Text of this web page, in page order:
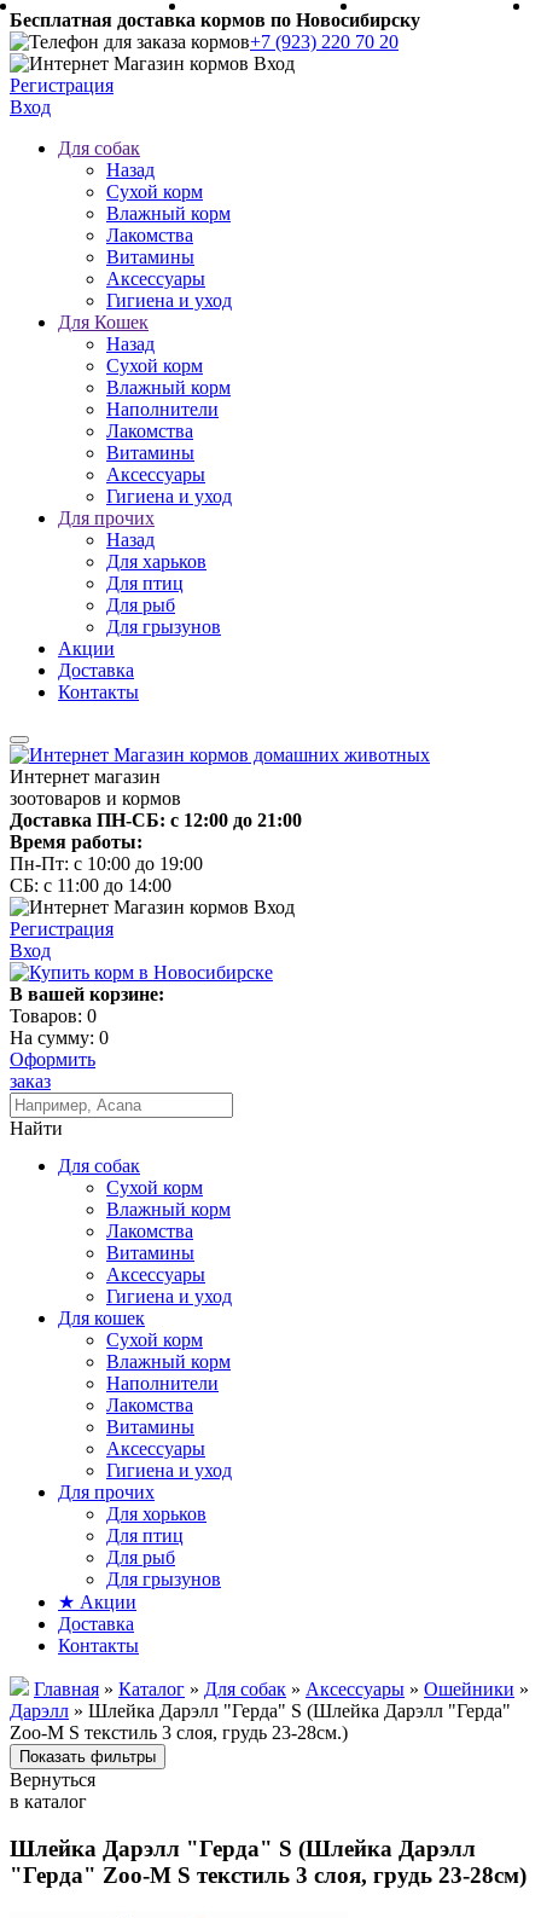
Бесплатная доставка кормов по Новосибирску
+7 (923) 220 70 20
Регистрация
Вход
Для собак
Назад
Сухой корм
Влажный корм
Лакомства
Витамины
Аксессуары
Гигиена и уход
Для Кошек
Назад
Сухой корм
Влажный корм
Наполнители
Лакомства
Витамины
Аксессуары
Гигиена и уход
Для прочих
Назад
Для харьков
Для птиц
Для рыб
Для грызунов
Акции
Доставка
Контакты
Интернет магазин
зоотоваров и кормов
Доставка ПН-СБ: с 12:00 до 21:00
Время работы:
Пн-Пт: с 10:00 до 19:00
СБ: с 11:00 до 14:00
Регистрация
Вход
В вашей корзине:
Товаров: 0
На сумму: 0
Оформить
заказ
Найти
Для собак
Сухой корм
Влажный корм
Лакомства
Витамины
Аксессуары
Гигиена и уход
Для кошек
Сухой корм
Влажный корм
Наполнители
Лакомства
Витамины
Аксессуары
Гигиена и уход
Для прочих
Для хорьков
Для птиц
Для рыб
Для грызунов
★ Акции
Доставка
Контакты
Главная » Каталог » Для собак » Аксессуары » Ошейники »
Дарэлл » Шлейка Дарэлл "Герда" S (Шлейка Дарэлл "Герда"
Zoo-M S текстиль 3 слоя, грудь 23-28см.)
Вернуться
в каталог
Шлейка Дарэлл "Герда" S (Шлейка Дарэлл
"Герда" Zoo-M S текстиль 3 слоя, грудь 23-28см)